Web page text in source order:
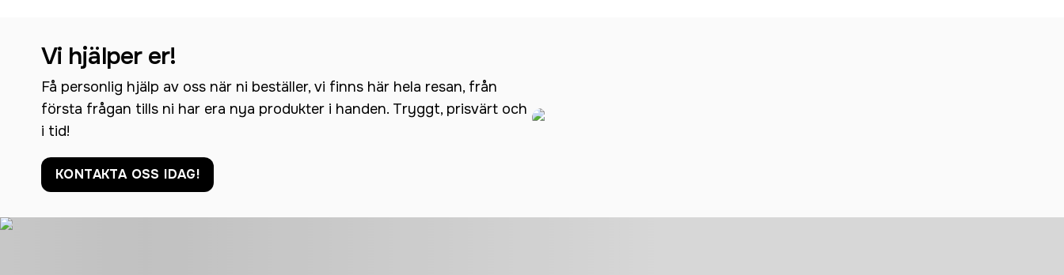
Vi hjälper er!
Få personlig hjälp av oss när ni beställer, vi finns här hela resan, från
första frågan tills ni har era nya produkter i handen. Tryggt, prisvärt och
i tid!
KONTAKTA OSS IDAG!